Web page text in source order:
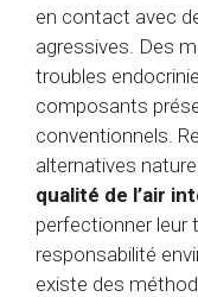
en contact avec
agressives. Des
troubles
composants
conventionnels.
alternatives
qualité de l’air
perfectionner leur
responsabilité
existe des